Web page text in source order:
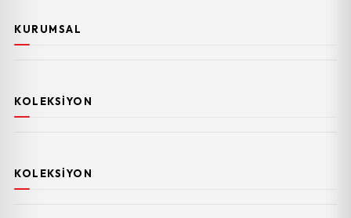
KURUMSAL
KOLEKSIYON
KOLEKSIYON